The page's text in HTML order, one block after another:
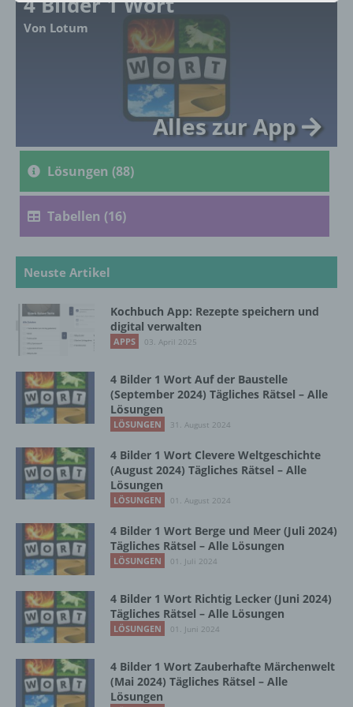
Von Lotum
Alles zur App
Lösungen (88)
Tabellen (16)
Neuste Artikel
Kochbuch App: Rezepte speichern und
digital verwalten
APPS 03. April 2025
4 Bilder 1 Wort Auf der Baustelle
(September 2024) Tägliches Rätsel – Alle
Lösungen
LÖSUNGEN 31. August 2024
4 Bilder 1 Wort Clevere Weltgeschichte
(August 2024) Tägliches Rätsel – Alle
Lösungen
LÖSUNGEN 01. August 2024
4 Bilder 1 Wort Berge und Meer (Juli 2024)
Tägliches Rätsel – Alle Lösungen
LÖSUNGEN 01. Juli 2024
4 Bilder 1 Wort Richtig Lecker (Juni 2024)
Tägliches Rätsel – Alle Lösungen
LÖSUNGEN 01. Juni 2024
4 Bilder 1 Wort Zauberhafte Märchenwelt
(Mai 2024) Tägliches Rätsel – Alle
Lösungen
a) personenbezogene Daten
Personenbezogene Daten sind alle
Informationen, die sich auf eine identifizierte
oder identifizierbare natürliche Person (im
Folgenden „betroffene Person") beziehen.
Als identifizierbar wird eine natürliche
Person angesehen, die direkt oder indirekt,
Kennung wie einem Namen, zu einer
Kennnummer, zu Standortdaten, zu einer
mehreren besonderen Merkmalen, die
Ausdruck der physischen, physiologischen,
kulturellen oder sozialen Identität dieser
Betroffene Person ist jede identifizierte oder
identifizierbare natürliche Person, deren
personenbezogene Daten von dem für die
werden.
c) Verarbeitung
Verarbeitung ist jeder mit oder ohne Hilfe
automatisierter Verfahren ausgeführte
Vorgang oder jede solche Vorgangsreihe im
Zusammenhang mit personenbezogenen
Daten wie das Erheben, das Erfassen, die
Organisation, das Ordnen, die Speicherung,
die Anpassung oder Veränderung, das
die Offenlegung durch Übermittlung,
Verbreitung oder eine andere Form der
Bereitstellung, den Abgleich oder die